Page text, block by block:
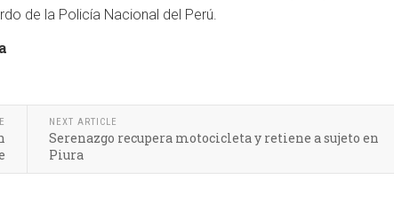
de la Policía Nacional del Perú.
NEXT ARTICLE
Serenazgo recupera motocicleta y retiene a sujeto en
Piura